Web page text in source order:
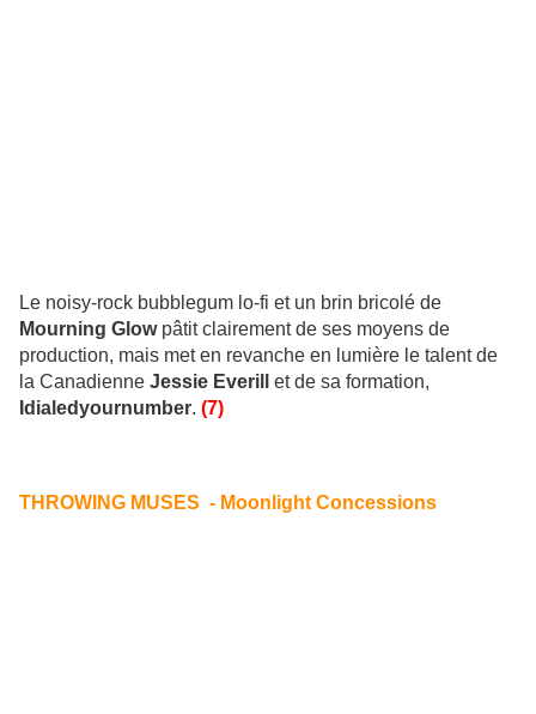
Le noisy-rock bubblegum lo-fi et un brin bricolé de
Mourning Glowpâtit clairement de ses moyens de
production, mais met en revanche en lumière le talent de
la Canadienne Jessie Everill
et de sa formation,
Idialedyournumber. (7)
THROWING MUSES - Moonlight Concessions